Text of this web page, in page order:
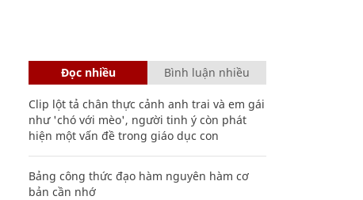
Đọc nhiều Bình luận nhiều
Clip lột tả chân thực cảnh anh trai và em gái
như 'chó với mèo', người tinh ý còn phát
hiện một vấn đề trong giáo dục con
Bảng công thức đạo hàm nguyên hàm cơ
bản cần nhớ